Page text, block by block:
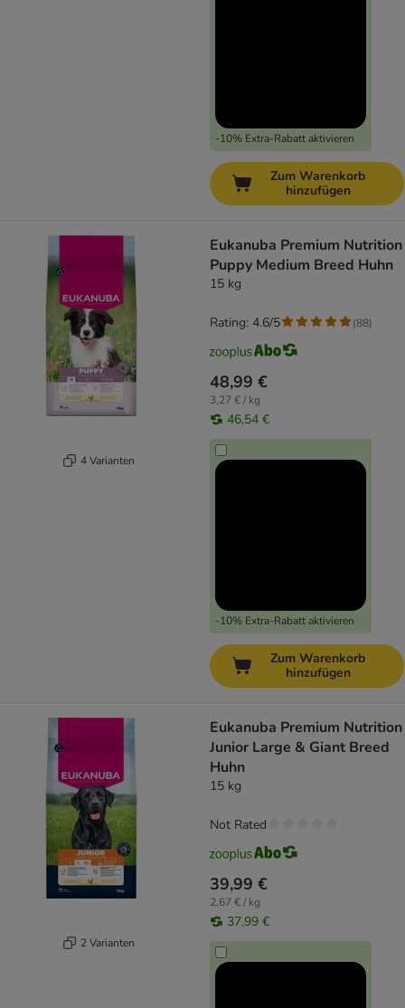
-10% Extra-Rabatt aktivieren
Zum Warenkorb
hinzufügen
4 Varianten
Eukanuba Premium Nutrition
Puppy Medium Breed Huhn
15 kg
48,99 €
3,27 € / kg
46,54 €
-10% Extra-Rabatt aktivieren
Rating: 4.6/5 (88)
Zum Warenkorb
hinzufügen
2 Varianten
Eukanuba Premium Nutrition
Junior Large & Giant Breed
Huhn
15 kg
39,99 €
2,67 € / kg
37,99 €
Not Rated